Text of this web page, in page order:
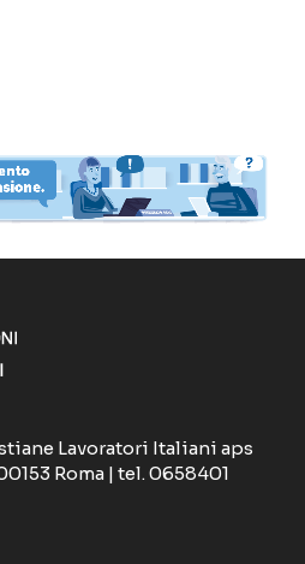
Lavoratori Italiani aps
Roma | tel. 0658401